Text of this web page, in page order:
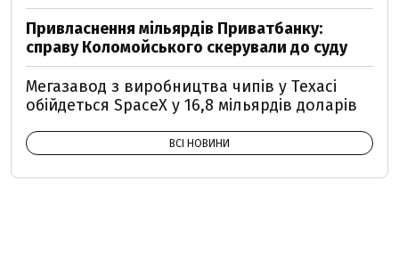
Привласнення мільярдів Приватбанку:
справу Коломойського скерували до суду
Мегазавод з виробництва чипів у Техасі
обійдеться SpaceX у 16,8 мільярдів доларів
ВСІ НОВИНИ